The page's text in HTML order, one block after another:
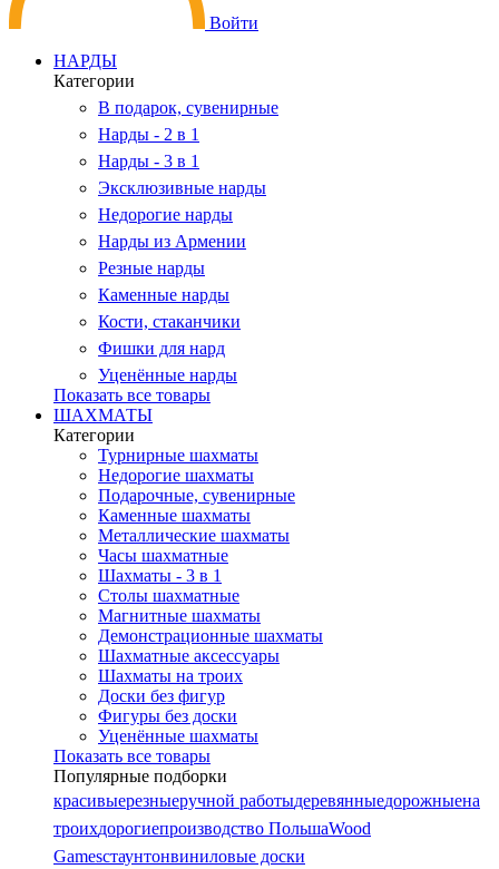
Войти
НАРДЫ
Категории
В подарок, сувенирные
Нарды - 2 в 1
Нарды - 3 в 1
Эксклюзивные нарды
Недорогие нарды
Нарды из Армении
Резные нарды
Каменные нарды
Кости, стаканчики
Фишки для нард
Уценённые нарды
Показать все товары
ШАХМАТЫ
Категории
Турнирные шахматы
Недорогие шахматы
Подарочные, сувенирные
Каменные шахматы
Металлические шахматы
Часы шахматные
Шахматы - 3 в 1
Столы шахматные
Магнитные шахматы
Демонстрационные шахматы
Шахматные аксессуары
Шахматы на троих
Доски без фигур
Фигуры без доски
Уценённые шахматы
Показать все товары
Популярные подборки
красивыерезныеручной работыдеревянныедорожныена
троихдорогиепроизводство ПольшаWood
Gamesстаунтонвиниловые доски